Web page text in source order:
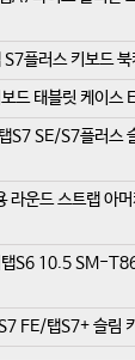
플러스 키보드
드 태블릿 케이
S7 SE/S7플러스
라운드 스트랩 아
탭S6 10.5 SM-
FE/탭S7+ 슬림